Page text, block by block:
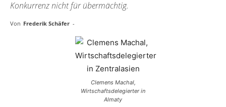
Konkurrenz nicht für übermächtig.
Von Frederik Schäfer -
Clemens Machal,
Wirtschaftsdelegierter in
Almaty